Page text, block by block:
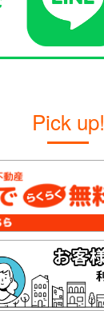
Pick up!